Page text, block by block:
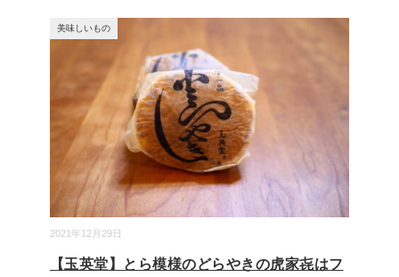
2021年12月29日
美味しいもの
【玉英堂】とら模様のどらやきの虎家㐂はフ